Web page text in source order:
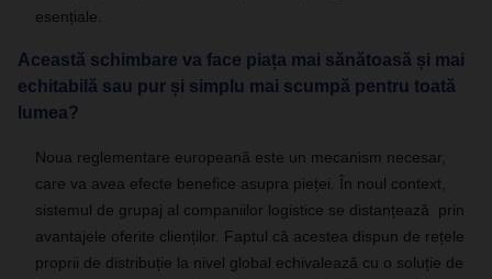
esențiale.
Această schimbare va face piața mai sănătoasă și mai
echitabilă sau pur și simplu mai scumpă pentru toată
lumea?
Noua reglementare europeană este un mecanism necesar,
care va avea efecte benefice asupra pieței. În noul context,
sistemul de grupaj al companiilor logistice se distanțează prin
avantajele oferite clienților. Faptul că acestea dispun de rețele
proprii de distribuție la nivel global echivalează cu o soluție de